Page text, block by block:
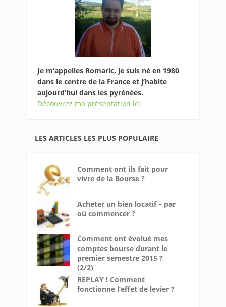
Je m’appelles Romaric, je suis né en 1980
dans le centre de la France et j’habite
aujourd’hui dans les pyrénées.
Découvrez ma présentation ici
LES ARTICLES LES PLUS POPULAIRE
Comment ont ils fait pour
vivre de la Bourse ?
Acheter un bien locatif – par
où commencer ?
Comment ont évolué mes
comptes bourse durant le
premier semestre 2015 ?
(2/2)
REPLAY ! Comment
fonctionne l’effet de levier ?